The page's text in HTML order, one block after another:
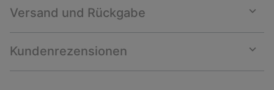
Versand und Rückgabe
or
Kundenrezensionen
or